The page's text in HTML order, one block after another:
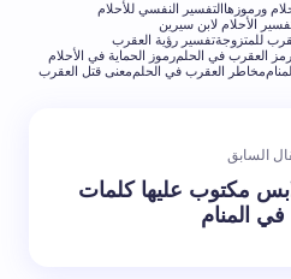
ورموزهاالتفسير النفسي للأحلام
الأحلام لابن سيرين
للمتزوجةتفسير رؤية العقرب
رمز العقرب في الحلمرموز الحماية في الأحلام
مخاطر العقرب في الحلم معنى قتل العقرب
السابق
مكتوب عليها كلمات
في المنام